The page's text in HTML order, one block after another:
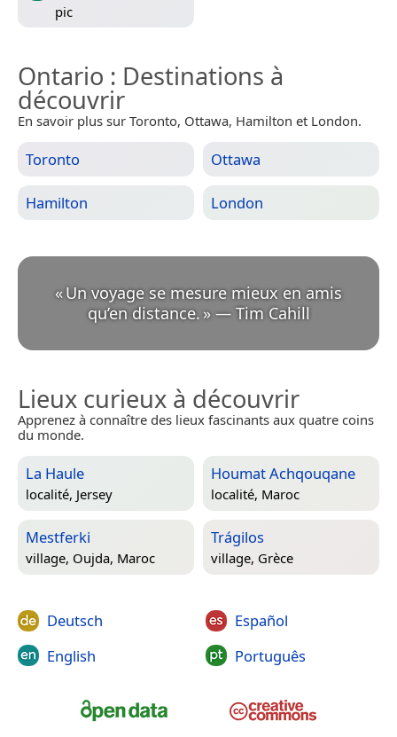
pic
Ontario : Destinations à
découvrir
En savoir plus sur Toronto, Ottawa, Hamilton et London.
Toronto Ottawa
Hamilton London
«Un voyage se mesure mieux en amis
qu’en distance. » — Tim Cahill
Lieux curieux à découvrir
Apprenez à connaître des lieux fascinants aux quatre coins
du monde.
La Haule
localité, Jersey
Houmat Achqouqane
localité, Maroc
Mestferki
village, Oujda, Maroc
Trágilos
village, Grèce
Deutsch
English
Español
Português